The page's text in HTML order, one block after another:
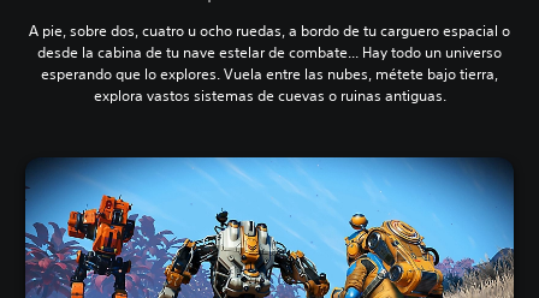
A pie, sobre dos, cuatro u ocho ruedas, a bordo de tu carguero espacial o
desde la cabina de tu nave estelar de combate... Hay todo un universo
esperando que lo explores. Vuela entre las nubes, métete bajo tierra,
explora vastos sistemas de cuevas o ruinas antiguas.